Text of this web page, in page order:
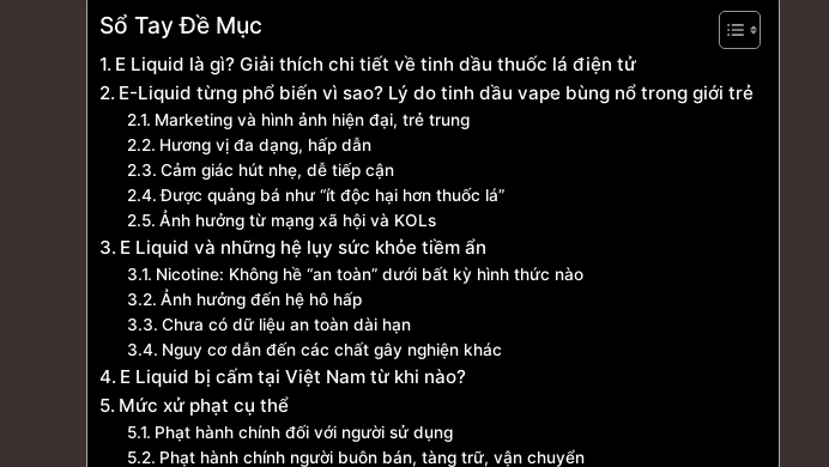
Sổ Tay Đề Mục
E Liquid là gì? Giải thích chi tiết về tinh dầu thuốc lá điện tử
E-Liquid từng phổ biến vì sao? Lý do tinh dầu vape bùng nổ trong giới trẻ
Marketing và hình ảnh hiện đại, trẻ trung
Hương vị đa dạng, hấp dẫn
Cảm giác hút nhẹ, dễ tiếp cận
Được quảng bá như “ít độc hại hơn thuốc lá”
Ảnh hưởng từ mạng xã hội và KOLs
E Liquid và những hệ lụy sức khỏe tiềm ẩn
Nicotine: Không hề “an toàn” dưới bất kỳ hình thức nào
Ảnh hưởng đến hệ hô hấp
Chưa có dữ liệu an toàn dài hạn
Nguy cơ dẫn đến các chất gây nghiện khác
E Liquid bị cấm tại Việt Nam từ khi nào?
Mức xử phạt cụ thể
Phạt hành chính đối với người sử dụng
Phạt hành chính người buôn bán, tàng trữ, vận chuyển